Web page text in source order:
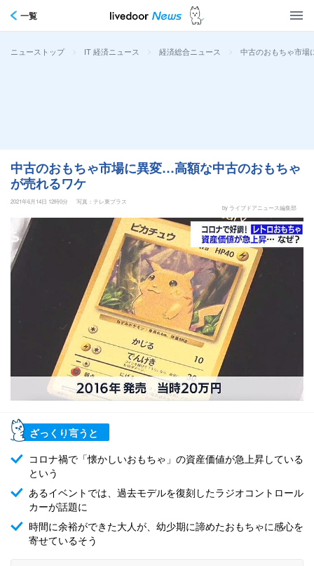
一覧
ニューストップ > IT 経済ニュース > 経済総合ニュース > 中古のおもちゃ市場
中古のおもちゃ市場に異変…高額な中古のおもちゃ
が売れるワケ
2021年6月14日 12時0分
写真：テレ東プラス
by ライブドアニュース編集部
ざっくり言うと
コロナ禍で「懐かしいおもちゃ」の資産価値が急上昇している
という
あるイベントでは、過去モデルを復刻したラジオコントロール
カーが話題に
時間に余裕ができた大人が、幼少期に諦めたおもちゃに感心を
寄せているそう